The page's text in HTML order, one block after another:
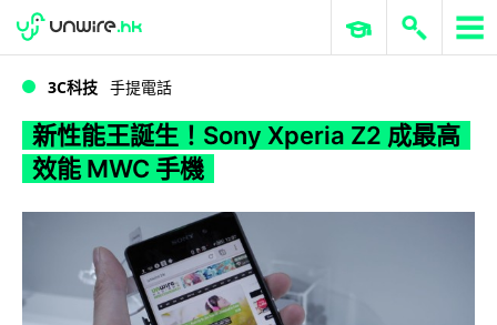
WWDC 2026 ERP 與商業 AI
3C科技 手提電話
新性能王誕生！Sony Xperia Z2 成最高
效能 MWC 手機